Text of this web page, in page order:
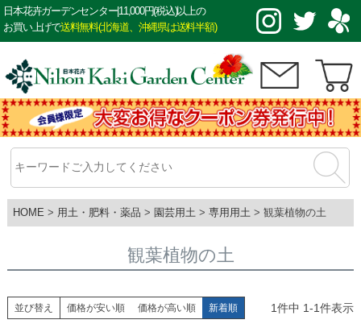
日本花卉ガーデンセンター|11,000円(税込)以上の
お買い上げで送料無料(北海道、沖縄県は送料半額)
HOME 用土・肥料・薬品 園芸用土 専用用土 観葉植物の土
観葉植物の土
並び替え 価格が安い順 価格が高い順 新着順 1件中 1-1件表示